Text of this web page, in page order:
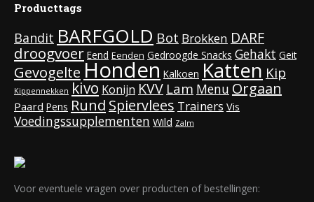
Producttags
Bandit BARFGOLD Bot Brokken DARF
droogvoer Eend Eenden Gedroogde Snacks Gehakt Geit
GevogelteHonden Kalkoen Katten Kip
Kippennekken kivo Konijn KVV Lam Menu Orgaan
Paard Pens Rund Spiervlees Trainers Vis
Voedingssupplementen Wild Zalm
Voor eventuele vragen over producten of bestellingen: